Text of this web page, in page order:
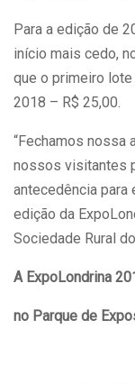
Para a edição de
início mais cedo,
que o primeiro
2018 – R$ 25,00.
“Fechamos nossa
nossos visitantes
antecedência para
edição da
Sociedade Rural
A ExpoLondrina
no Parque de